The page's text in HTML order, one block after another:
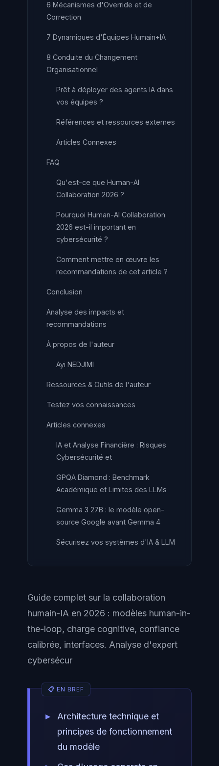
6 Mécanismes d'Override et de
Correction
7 Dynamiques d'Équipes Humain+IA
8 Conduite du Changement
Organisationnel
Prêt à déployer des agents IA dans
vos équipes ?
Références et ressources externes
Articles Connexes
FAQ
Qu'est-ce que Human-AI
Collaboration 2026 ?
Pourquoi Human-AI Collaboration
2026 est-il important en
cybersécurité ?
Comment mettre en œuvre les
recommandations de cet article ?
Conclusion
Analyse des impacts et
recommandations
À propos de l'auteur
Ayi NEDJIMI
Ressources & Outils de l'auteur
Testez vos connaissances
Articles connexes
IA et Analyse Financière : Risques
Cybersécurité et
GPQA Diamond : Benchmark
Académique et Limites des LLMs
Gemma 3 27B : le modèle open-
source Google avant Gemma 4
Sécurisez vos systèmes d'IA & LLM
Guide complet sur la collaboration
humain-IA en 2026 : modèles human-in-
the-loop, charge cognitive, confiance
calibrée, interfaces. Analyse d'expert
cybersécur
Architecture technique et
principes de fonctionnement
du modèle